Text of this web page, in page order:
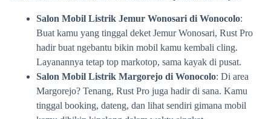
Salon Mobil Listrik Jemur Wonosari di Wonocolo:
Buat kamu yang tinggal deket Jemur Wonosari, Rust Pro
hadir buat ngebantu bikin mobil kamu kembali cling.
Layanannya tetap top markotop, sama kayak di pusat.
Salon Mobil Listrik Margorejo di Wonocolo: Di area
Margorejo? Tenang, Rust Pro juga hadir di sana. Kamu
tinggal booking, dateng, dan lihat sendiri gimana mobil